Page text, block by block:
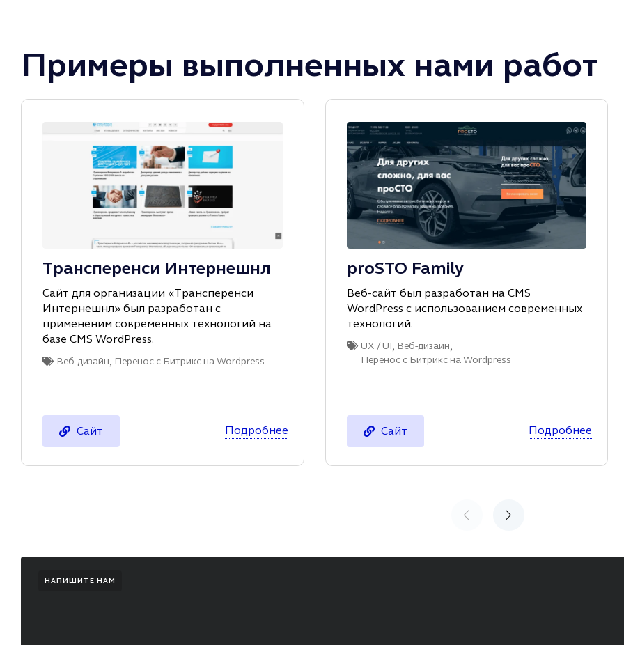
Примеры выполненных нами работ
Трансперенси Интернешнл
Сайт для организации «Трансперенси
Интернешнл» был разработан с
примененим современных технологий на
базе CMS WordPress.
Веб-дизайн, Перенос с Битрикс на Wordpress
Сайт Подробнее
proSTO Family
Веб-сайт был разработан на CMS
WordPress с иcпользованием современных
технологий.
UX / UI, Веб-дизайн,
Перенос с Битрикс на Wordpress
Сайт Подробнее
НАПИШИТЕ НАМ